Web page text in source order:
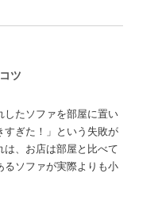
ツ
したソファを部屋に置い
すぎた！」という失敗が
は、お店は部屋と比べて
るソファが実際よりも小